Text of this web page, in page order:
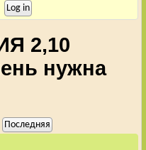
2,10
нужна
Последняя